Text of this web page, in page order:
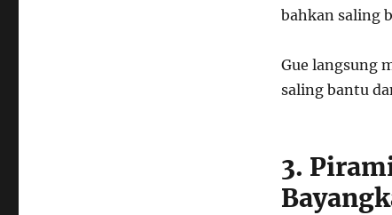
bahkan saling
Gue langsung
saling bantu
3.